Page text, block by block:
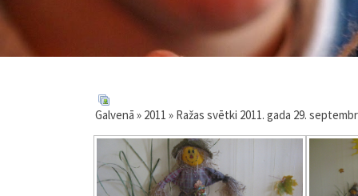
Galvenā » 2011 » Ražas svētki 2011. gada 29.